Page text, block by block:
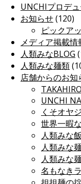
UNCHIプロデ
お知らせ(120)
ピックア
メディア掲載情
人類みなBLOG
人類みな麺類
店舗からのお知
UNCHI
くそオヤ
世界一暇
人類みな
人類みな
人類みな
名もなき